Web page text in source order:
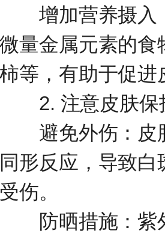
增加营养摄入
微量金属元素的食
柿等，有助于促进
2. 注意皮肤保
避免外伤：皮
同形反应，导致
受伤。
防晒措施：紫